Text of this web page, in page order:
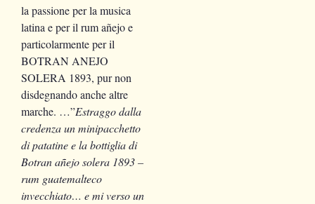
la passione per la musica
latina e per il rum añejo e
particolarmente per il
BOTRAN ANEJO
SOLERA 1893, pur non
disdegnando anche altre
marche. …”Estraggo dalla
credenza un minipacchetto
di patatine e la bottiglia di
Botran añejo solera 1893 –
rum guatemalteco
invecchiato… e mi verso un